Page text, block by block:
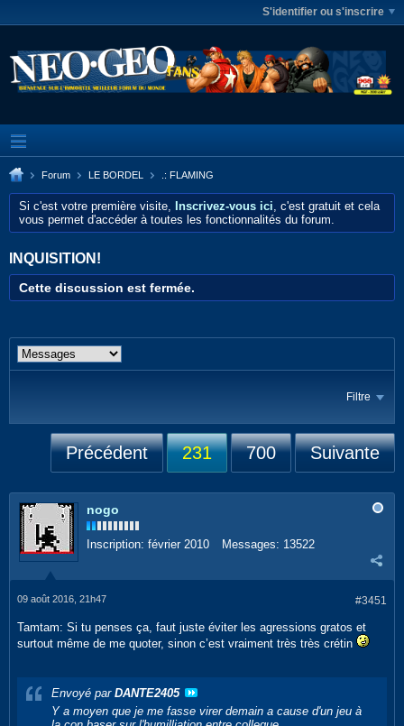
S'identifier ou s'inscrire
Forum LE BORDEL .: FLAMING
Si c'est votre première visite, Inscrivez-vous ici, c'est gratuit et cela
vous permet d'accéder à toutes les fonctionnalités du forum.
INQUISITION!
Cette discussion est fermée.
Filtre
Précédent 231 700 Suivante
nogo
Inscription: février 2010 Messages: 13522
#3451
09 août 2016, 21h47
Tamtam: Si tu penses ça, faut juste éviter les agressions gratos et
surtout même de me quoter, sinon c’est vraiment très très crétin
Envoyé par DANTE2405
Y a moyen que je me fasse virer demain a cause d'un jeu à